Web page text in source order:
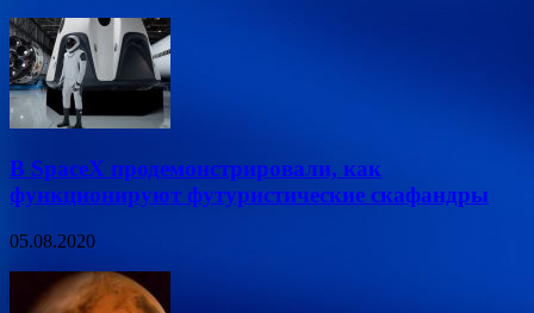
В SpaceX продемонстрировали, как
функционируют футуристические скафандры
05.08.2020